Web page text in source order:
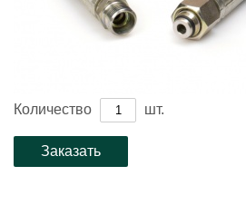
Количество шт.